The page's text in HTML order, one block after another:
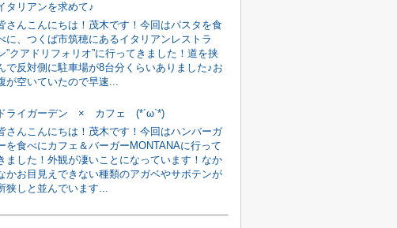
タリアンを求めて♪
さんこんにちは！茂木です！今回はパスタを食
に、つくば市筑穂にあるイタリアンレストラ
”クアドリフォリオ”に行ってきました！道を挟
で反対側に駐車場が8台分くらいありました♪お
が空いていたので早速...
ドライガーデン × カフェ (*´ω`*)
さんこんにちは！茂木です！今回はハンバーガ
を食べにカフェ＆バーガーMONTANAに行って
ました！外観が凄いことになっています！なか
かお目見えできない種類のアガベやサボテンが
狭しと並んでいます...